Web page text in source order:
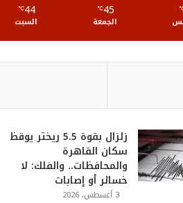
45
℃
الجمعة
44
℃
السبت
زلزال بقوة 5.5 ريختر يوقظ
سكان القاهرة
والمحافظات.. والفلك: لا
خسائر أو إصابات
3 أغسطس، 2026